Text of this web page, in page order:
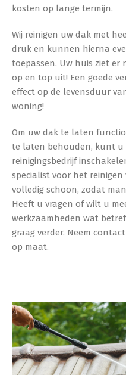
kosten op lange termijn.
Wij reinigen uw dak met
druk en kunnen hierna
toepassen. Uw huis ziet er
op en top uit! Een goede
effect op de levensduur
woning!
Om uw dak te laten
te laten behouden, kunt u
reinigingsbedrijf
specialist voor het
volledig schoon, zodat
Heeft u vragen of wilt u
werkzaamheden wat
graag verder. Neem
op maat.